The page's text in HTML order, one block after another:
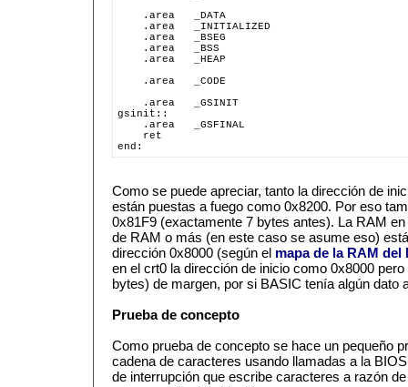
    .area   _DATA
    .area   _INITIALIZED
    .area   _BSEG
    .area   _BSS
    .area   _HEAP
    .area   _CODE
    .area   _GSINIT
gsinit::
    .area   _GSFINAL
    ret
end:
Como se puede apreciar, tanto la dirección de
están puestas a fuego como 0x8200. Por eso
0x81F9 (exactamente 7 bytes antes). La RAM
de RAM o más (en este caso se asume eso)
dirección 0x8000 (según el mapa de la RAM del
en el crt0 la dirección de inicio como 0x8000
bytes) de margen, por si BASIC tenía algún dato
Prueba de concepto
Como prueba de concepto se hace un pequeño
cadena de caracteres usando llamadas a la
de interrupción que escribe caracteres a razón